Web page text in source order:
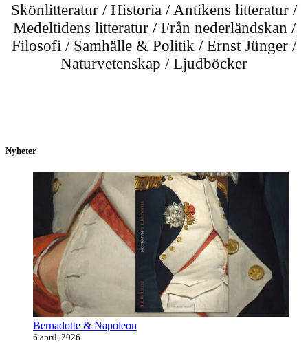
Skönlitteratur / Historia / Antikens litteratur /
Medeltidens litteratur/ Från nederländskan /
Filosofi / Samhälle & Politik / Ernst Jünger /
Naturvetenskap / Ljudböcker
Nyheter
Bernadotte & Napoleon
6 april, 2026